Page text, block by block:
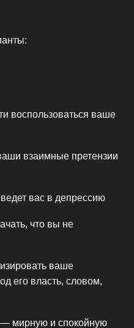
воспользоваться ваше
взаимные претензии
вас в депрессию
что вы не
ваше
его власть, словом,
— мирную и спокойную